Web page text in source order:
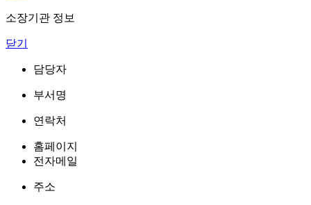
소장기관 정보
닫기
담당자
부서명
연락처
홈페이지
전자메일
주소